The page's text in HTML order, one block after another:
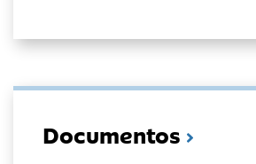
Documentos